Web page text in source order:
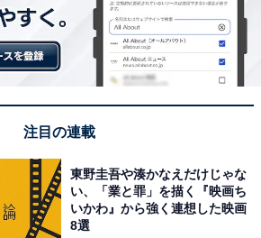
(SIMフリー)：ProMotionを採
スプレイ、A19チップ、グループセ
マートに撮れるセンターフレームフロ
た耐擦傷性能、一日中使えるバッテリ
Amazonで見る
注目の連載
東野圭吾や湊かなえだけじゃな
い、「業と罪」を描く『映画ち
いかわ』から強く連想した映画
8選